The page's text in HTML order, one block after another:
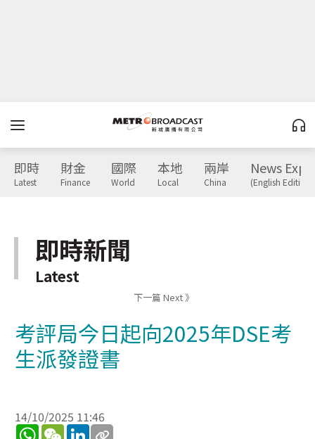
即時
Latest
財金
Finance
國際
World
本地
Local
兩岸
China
News
(English Edition)
即時新聞
Latest
下一篇 Next 》
考評局今日起向2025年DSE考
生派發證書
14/10/2025 11:46
WhatsApp
WeChatLinkedIn